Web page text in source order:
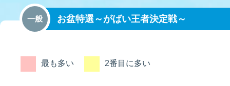
佐賀支部選手一覧
一般 お盆特選～がばい王者決定戦～
最も多い 2番目に多い